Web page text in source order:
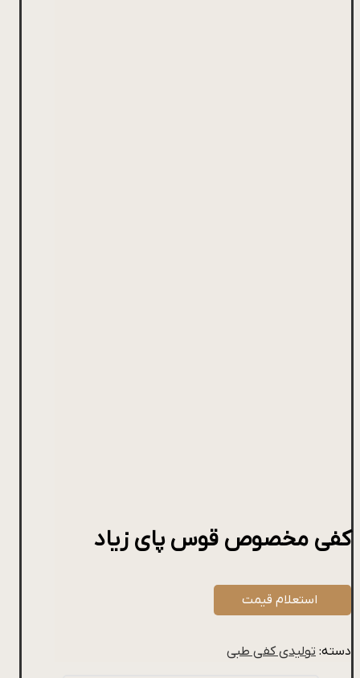
کفی مخصوص قوس پای زیاد
استعلام قیمت
دسته: تولیدی کفی طبی